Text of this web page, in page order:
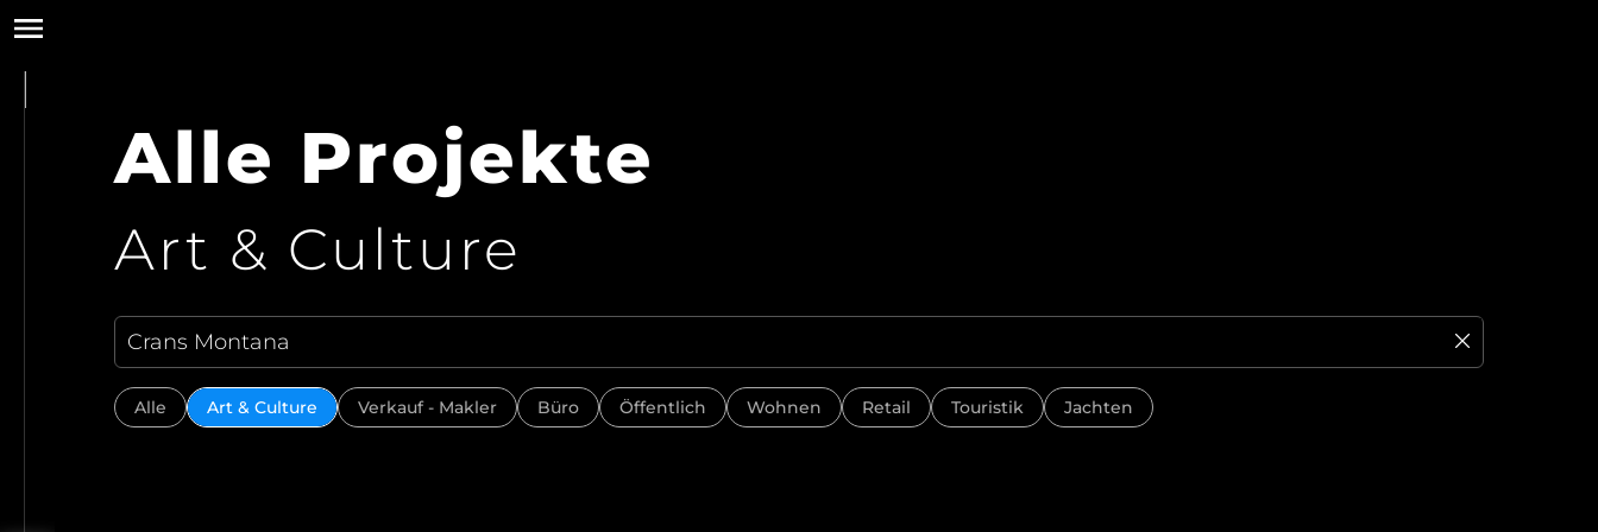
Alle Projekte
Art & Culture
Alle Art & Culture Verkauf - Makler Büro Öffentlich Wohnen Retail Touristik Jachten